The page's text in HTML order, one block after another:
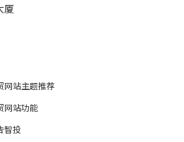
厦
网站主题推荐
网站功能
智投